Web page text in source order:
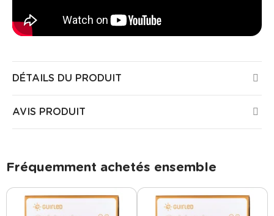
DÉTAILS DU PRODUIT
AVIS PRODUIT
Fréquemment achetés ensemble